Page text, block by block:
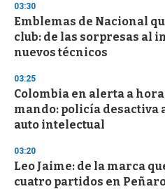
03:30
Emblemas de Nacional
club: de las sorpresas al
nuevos técnicos
03:25
Colombia en alerta a
mando: policía desactiva
auto intelectual
03:20
Leo Jaime: de la marca
cuatro partidos en